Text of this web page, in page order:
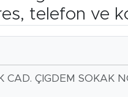
telefon ve
CAD. ÇIGDEM SOKAK